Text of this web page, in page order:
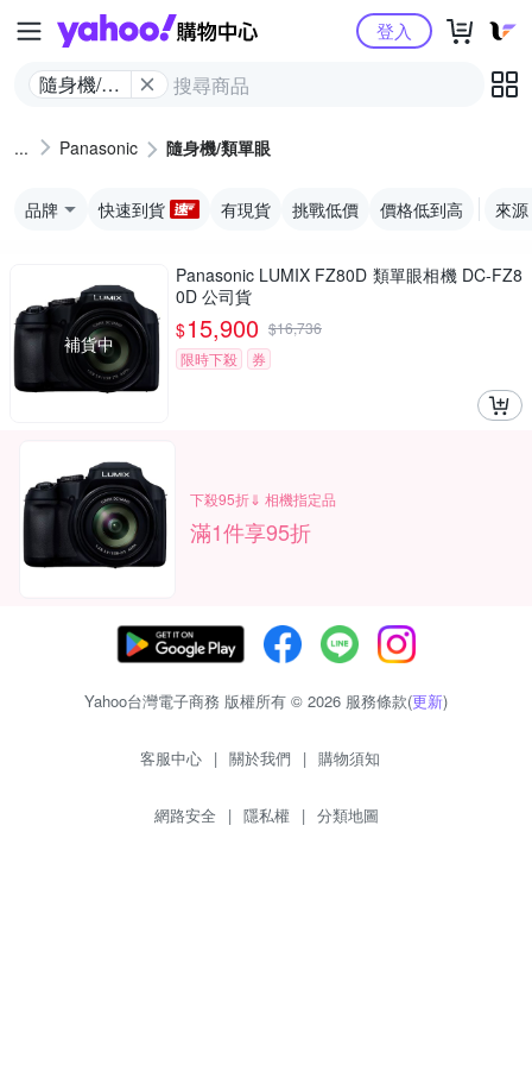
Yahoo購物中心
隨身機/類
登入
Panasonic 隨身機/類單眼
品牌 快速到貨 有現貨 挑戰低價 價格低到高 來源
補貨中
Panasonic LUMIX FZ80D 類單眼相機 DC-FZ8
0D 公司貨
$15,900 $16,736
限時下殺
券
下殺95折⇓ 相機指定品
滿1件享95折
Yahoo台灣電子商務 版權所有 © 2026 服務條款(更新)
客服中心 | 關於我們 | 購物須知
網路安全 | 隱私權 | 分類地圖